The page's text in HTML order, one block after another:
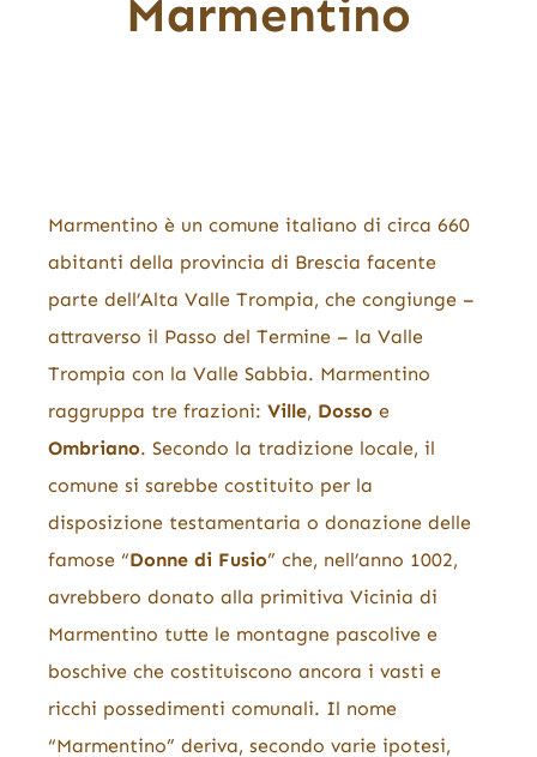
Marmentino
Marmentino è un comune italiano di circa 660
abitanti della provincia di Brescia facente
parte dell’Alta Valle Trompia, che congiunge –
attraverso il Passo del Termine – la Valle
Trompia con la Valle Sabbia. Marmentino
raggruppa tre frazioni: Ville, Dosso e
Ombriano. Secondo la tradizione locale, il
comune si sarebbe costituito per la
disposizione testamentaria o donazione delle
famose “Donne di Fusio” che, nell’anno 1002,
avrebbero donato alla primitiva Vicinia di
Marmentino tutte le montagne pascolive e
boschive che costituiscono ancora i vasti e
ricchi possedimenti comunali. Il nome
“Marmentino” deriva, secondo varie ipotesi,